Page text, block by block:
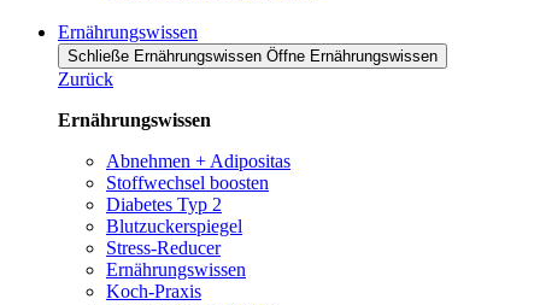
Ernährungswissen
Schließe Ernährungswissen Öffne Ernährungswissen
Zurück
Ernährungswissen
Abnehmen + Adipositas
Stoffwechsel boosten
Diabetes Typ 2
Blutzuckerspiegel
Stress-Reducer
Ernährungswissen
Koch-Praxis